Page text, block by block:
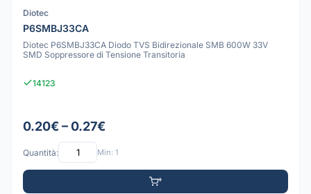
Diotec
P6SMBJ33CA
Diotec P6SMBJ33CA Diodo TVS Bidirezionale SMB 600W 33V
SMD Soppressore di Tensione Transitoria
14123
0.20€ – 0.27€
Quantità: Min: 1